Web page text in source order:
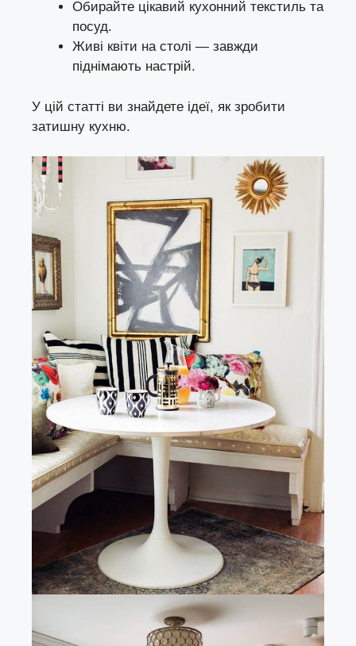
Обирайте цікавий кухонний текстиль та
посуд.
Живі квіти на столі — завжди
піднімають настрій.
У цій статті ви знайдете ідеї, як зробити
затишну кухню.